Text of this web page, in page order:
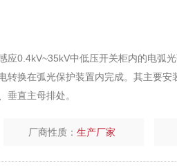
应0.4kV~35kV中低压开关柜内的电弧
转换在弧光保护装置内完成。其主要安
垂直主母排处。
厂商性质：生产厂家